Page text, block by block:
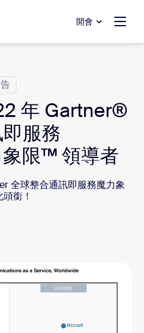
開會
年 Gartner®
服務
象限™ 領導者
全球整合通訊即服務魔力象
銜！